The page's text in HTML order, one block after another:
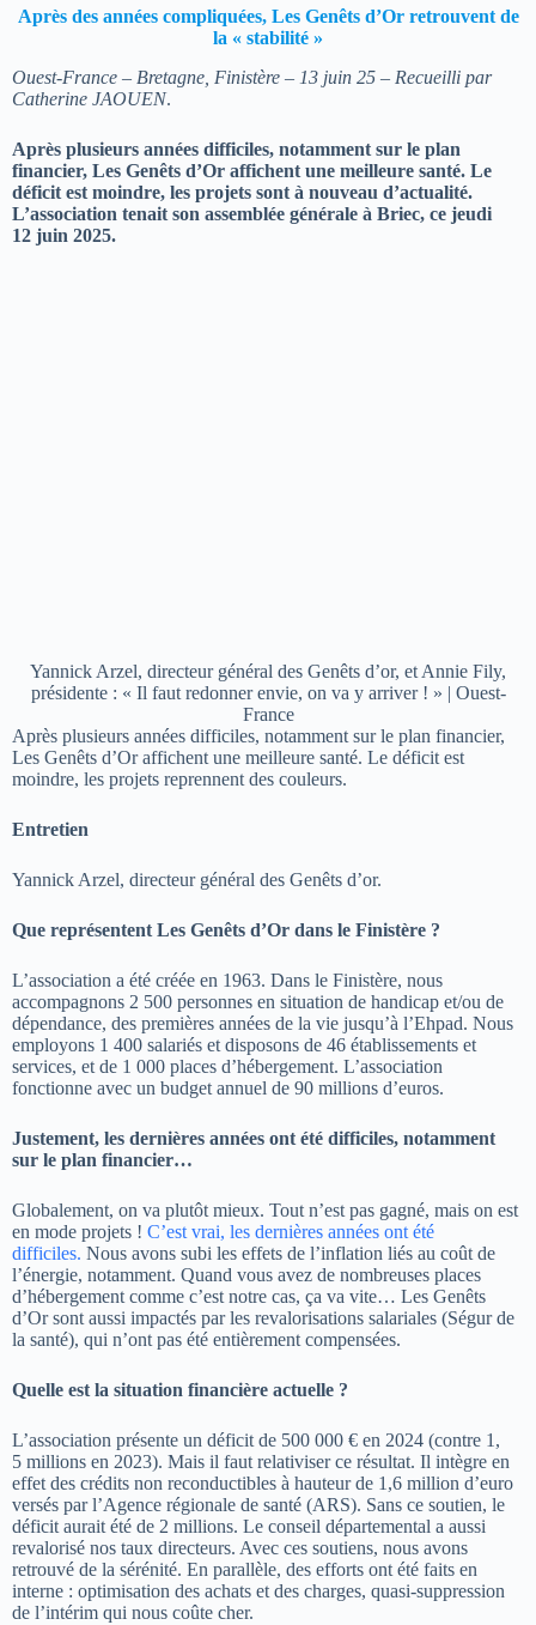
Après des années compliquées, Les Genêts d’Or retrouvent de
la « stabilité »
Ouest-France – Bretagne, Finistère – 13 juin 25 – Recueilli par
Catherine JAOUEN.
Après plusieurs années difficiles, notamment sur le plan
financier, Les Genêts d’Or affichent une meilleure santé. Le
déficit est moindre, les projets sont à nouveau d’actualité.
L’association tenait son assemblée générale à Briec, ce jeudi
12 juin 2025.
Yannick Arzel, directeur général des Genêts d’or, et Annie Fily,
présidente : « Il faut redonner envie, on va y arriver ! » | Ouest-
France
Après plusieurs années difficiles, notamment sur le plan financier,
Les Genêts d’Or affichent une meilleure santé. Le déficit est
moindre, les projets reprennent des couleurs.
Entretien
Yannick Arzel, directeur général des Genêts d’or.
Que représentent Les Genêts d’Or dans le Finistère ?
L’association a été créée en 1963. Dans le Finistère, nous
accompagnons 2 500 personnes en situation de handicap et/ou de
dépendance, des premières années de la vie jusqu’à l’Ehpad. Nous
employons 1 400 salariés et disposons de 46 établissements et
services, et de 1 000 places d’hébergement. L’association
fonctionne avec un budget annuel de 90 millions d’euros.
Justement, les dernières années ont été difficiles, notamment
sur le plan financier…
Globalement, on va plutôt mieux. Tout n’est pas gagné, mais on est
en mode projets ! C’est vrai, les dernières années ont été
difficiles. Nous avons subi les effets de l’inflation liés au coût de
l’énergie, notamment. Quand vous avez de nombreuses places
d’hébergement comme c’est notre cas, ça va vite… Les Genêts
d’Or sont aussi impactés par les revalorisations salariales (Ségur de
la santé), qui n’ont pas été entièrement compensées.
Quelle est la situation financière actuelle ?
L’association présente un déficit de 500 000 € en 2024 (contre 1,
5 millions en 2023). Mais il faut relativiser ce résultat. Il intègre en
effet des crédits non reconductibles à hauteur de 1,6 million d’euro
versés par l’Agence régionale de santé (ARS). Sans ce soutien, le
déficit aurait été de 2 millions. Le conseil départemental a aussi
revalorisé nos taux directeurs. Avec ces soutiens, nous avons
retrouvé de la sérénité. En parallèle, des efforts ont été faits en
interne : optimisation des achats et des charges, quasi-suppression
de l’intérim qui nous coûte cher.